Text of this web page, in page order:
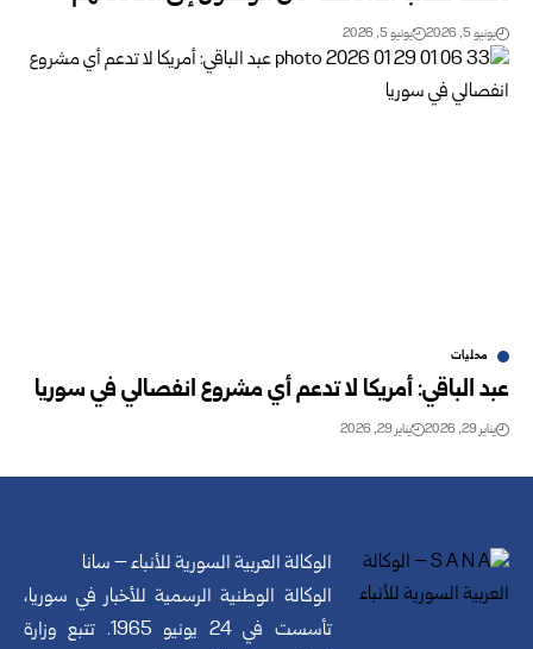
يونيو 5, 2026 يونيو 5, 2026
محليات
عبد الباقي: أمريكا لا تدعم أي مشروع انفصالي في سوريا
يناير 29, 2026 يناير 29, 2026
الوكالة العربية السورية للأنباء – سانا
الوكالة الوطنية الرسمية للأخبار في سوريا،
تأسست في 24 يونيو 1965. تتبع وزارة